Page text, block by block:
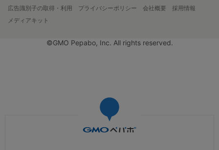
広告識別子の取得・利用
プライバシーポリシー 会社概要
採用情報
メディアキット
©GMO Pepabo, Inc. All rights reserved.